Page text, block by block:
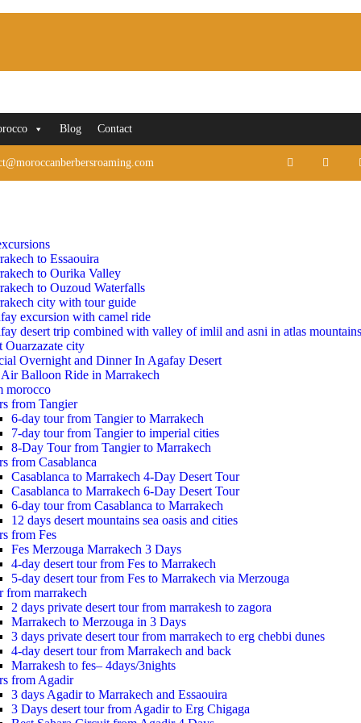
Blog Contact
to Essaouira
to Ourika Valley
to Ouzoud Waterfalls
city with tour guide
excursion with camel ride
desert trip combined with valley of imlil and asni in atlas mountains
Ouarzazate city
Overnight and Dinner In Agafay Desert
Balloon Ride in Marrakech
morocco
from Tangier
6-day tour from Tangier to Marrakech
7-day tour from Tangier to imperial cities
8-Day Tour from Tangier to Marrakech
from Casablanca
Casablanca to Marrakech 4-Day Desert Tour
Casablanca to Marrakech 6-Day Desert Tour
6-day tour from Casablanca to Marrakech
12 days desert mountains sea oasis and cities
from Fes
Fes Merzouga Marrakech 3 Days
4-day desert tour from Fes to Marrakech
5-day desert tour from Fes to Marrakech via Merzouga
from marrakech
2 days private desert tour from marrakesh to zagora
Marrakech to Merzouga in 3 Days
3 days private desert tour from marrakech to erg chebbi dunes
4-day desert tour from Marrakech and back
Marrakesh to fes– 4days/3nights
from Agadir
3 days Agadir to Marrakech and Essaouira
3 Days desert tour from Agadir to Erg Chigaga